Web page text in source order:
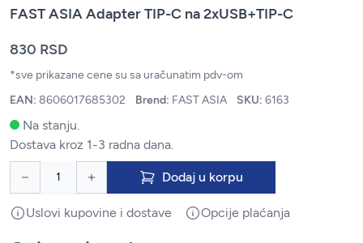
FAST ASIA Adapter TIP-C na 2xUSB+TIP-C
830 RSD
*sve prikazane cene su sa uračunatim pdv-om
EAN: 8606017685302 Brend: FAST ASIA SKU: 6163
Na stanju.
Dostava kroz 1-3 radna dana.
Dodaj u korpu
Uslovi kupovine i dostave Opcije plaćanja